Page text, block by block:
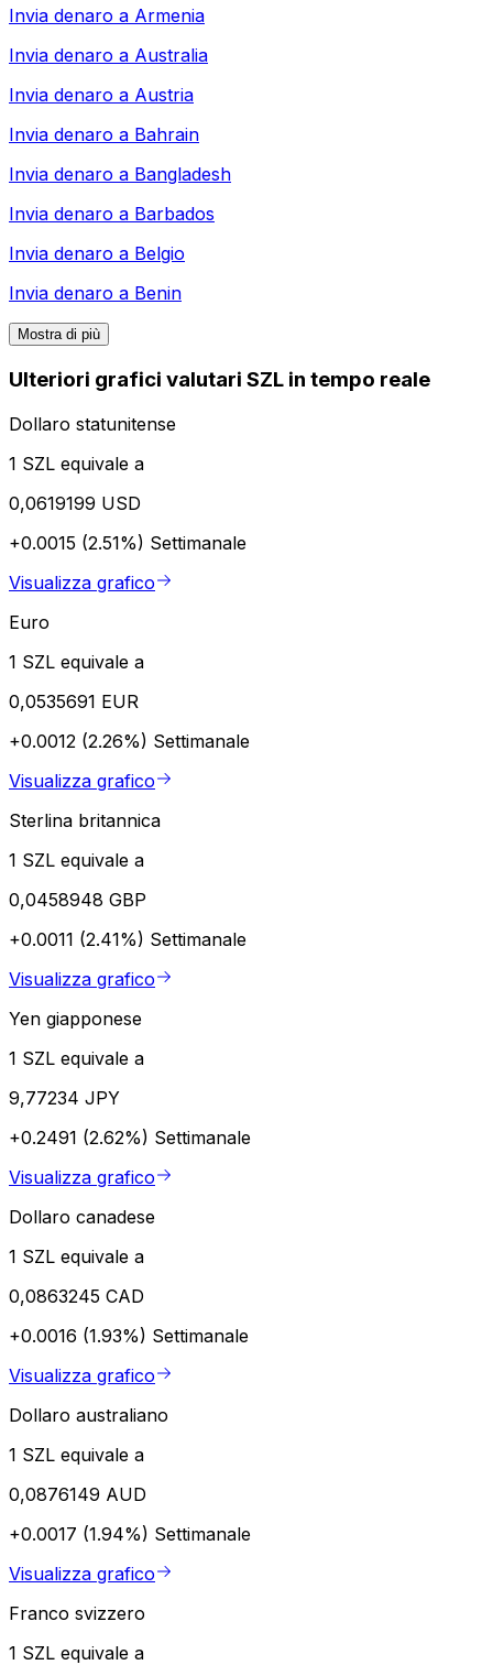
Invia denaro a Armenia
Invia denaro a Australia
Invia denaro a Austria
Invia denaro a Bahrain
Invia denaro a Bangladesh
Invia denaro a Barbados
Invia denaro a Belgio
Invia denaro a Benin
Mostra di più
Ulteriori grafici valutari SZL in tempo reale
Dollaro statunitense
1 SZL equivale a
0,0619199 USD
+0.0015 (2.51%) Settimanale
Visualizza grafico
Euro
1 SZL equivale a
0,0535691 EUR
+0.0012 (2.26%) Settimanale
Visualizza grafico
Sterlina britannica
1 SZL equivale a
0,0458948 GBP
+0.0011 (2.41%) Settimanale
Visualizza grafico
Yen giapponese
1 SZL equivale a
9,77234 JPY
+0.2491 (2.62%) Settimanale
Visualizza grafico
Dollaro canadese
1 SZL equivale a
0,0863245 CAD
+0.0016 (1.93%) Settimanale
Visualizza grafico
Dollaro australiano
1 SZL equivale a
0,0876149 AUD
+0.0017 (1.94%) Settimanale
Visualizza grafico
Franco svizzero
1 SZL equivale a